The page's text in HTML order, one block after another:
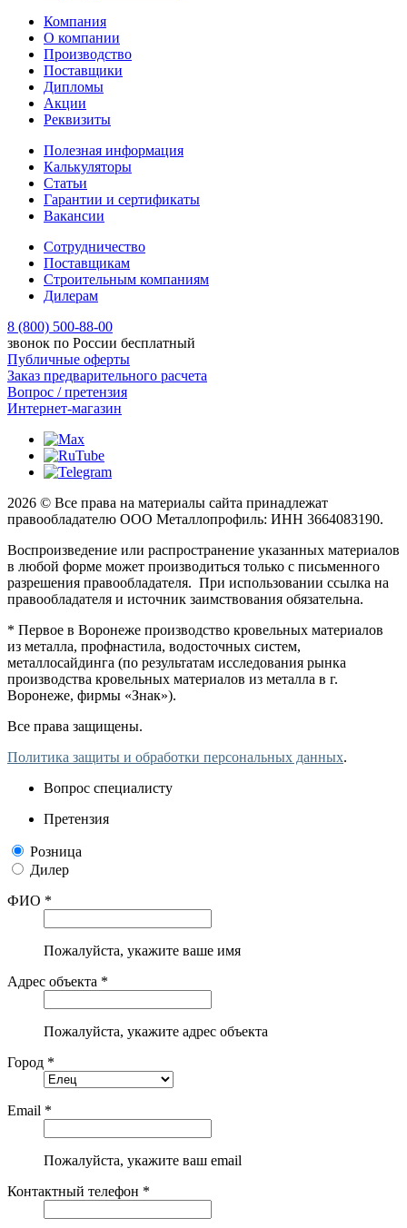
Компания
О компании
Производство
Поставщики
Дипломы
Акции
Реквизиты
Полезная информация
Калькуляторы
Статьи
Гарантии и сертификаты
Вакансии
Сотрудничество
Поставщикам
Строительным компаниям
Дилерам
8 (800) 500-88-00
звонок по России бесплатный
Публичные оферты
Заказ предварительного расчета
Вопрос / претензия
Интернет-магазин
2026 © Все права на материалы сайта принадлежат
правообладателю ООО Металлопрофиль: ИНН 3664083190.
Воспроизведение или распространение указанных материалов
в любой форме может производиться только с письменного
разрешения правообладателя. При использовании ссылка на
правообладателя и источник заимствования обязательна.
* Первое в Воронеже производство кровельных материалов
из металла, профнастила, водосточных систем,
металлосайдинга (по результатам исследования рынка
производства кровельных материалов из металла в г.
Воронеже, фирмы «Знак»).
Все права защищены.
Политика защиты и обработки персональных данных.
Вопрос специалисту
Претензия
Розница
Дилер
ФИО *
Пожалуйста, укажите ваше имя
Адрес объекта *
Пожалуйста, укажите адрес объекта
Город *
Email *
Пожалуйста, укажите ваш email
Контактный телефон *